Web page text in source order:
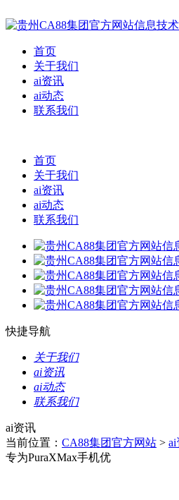
首页
关于我们
ai资讯
ai动态
联系我们
首页
关于我们
ai资讯
ai动态
联系我们
快捷导航
关于我们
ai资讯
ai动态
联系我们
ai资讯
当前位置： CA88集团官方网站 > ai
专为PuraXMax手机优